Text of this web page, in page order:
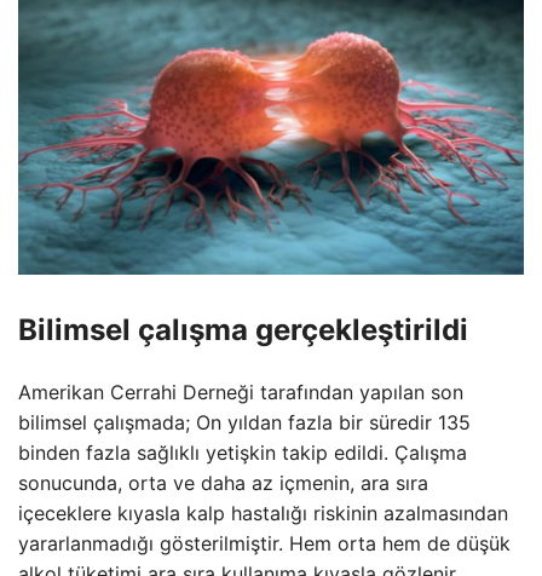
Bilimsel çalışma gerçekleştirildi
Amerikan Cerrahi Derneği tarafından yapılan son
bilimsel çalışmada; On yıldan fazla bir süredir 135
binden fazla sağlıklı yetişkin takip edildi. Çalışma
sonucunda, orta ve daha az içmenin, ara sıra
içeceklere kıyasla kalp hastalığı riskinin azalmasından
yararlanmadığı gösterilmiştir. Hem orta hem de düşük